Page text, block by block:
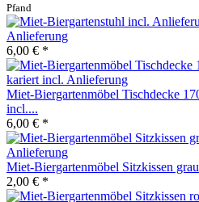
Pfand
Anlieferung
6,00 € *
Miet-Biergartenmöbel Tischdecke
incl....
6,00 € *
Miet-Biergartenmöbel Sitzkissen
2,00 € *